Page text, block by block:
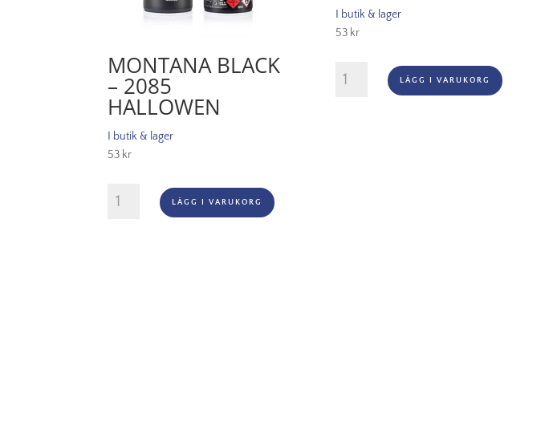
MONTANA BLACK
– 2085
HALLOWEN
I butik & lager
53 kr
Montana
Black
LÄGG I VARUKORG
I butik & lager
53 kr
Black
LÄGG I VARUKORG